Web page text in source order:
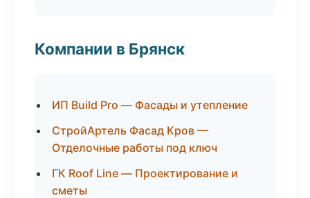
Компании в Брянск
ИП Build Pro — Фасады и утепление
СтройАртель Фасад Кров —
Отделочные работы под ключ
ГК Roof Line — Проектирование и
сметы